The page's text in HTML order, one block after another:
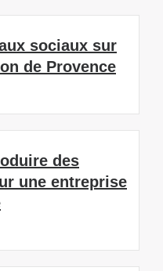
sociaux sur
de Provence
des
une entreprise